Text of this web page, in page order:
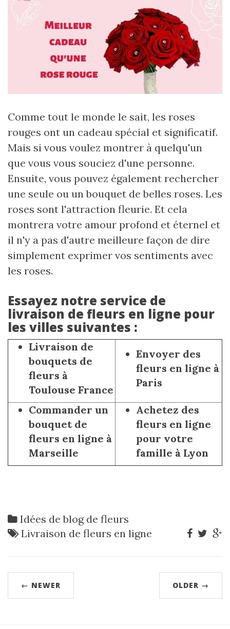
Comme tout le monde le sait, les roses
rouges ont un cadeau spécial et significatif.
Mais si vous voulez montrer à quelqu'un
que vous vous souciez d'une personne.
Ensuite, vous pouvez également rechercher
une seule ou un bouquet de belles roses. Les
roses sont l'attraction fleurie. Et cela
montrera votre amour profond et éternel et
il n'y a pas d'autre meilleure façon de dire
simplement exprimer vos sentiments avec
les roses.
Essayez notre service de
livraison de fleurs en ligne pour
les villes suivantes :
Livraison de
bouquets de
fleurs à
Toulouse France
Envoyer des
fleurs en ligne à
Paris
Commander un
bouquet de
fleurs en ligne à
Marseille
Achetez des
fleurs en ligne
pour votre
famille à Lyon
Idées de blog de fleurs
Livraison de fleurs en ligne
← NEWER OLDER →